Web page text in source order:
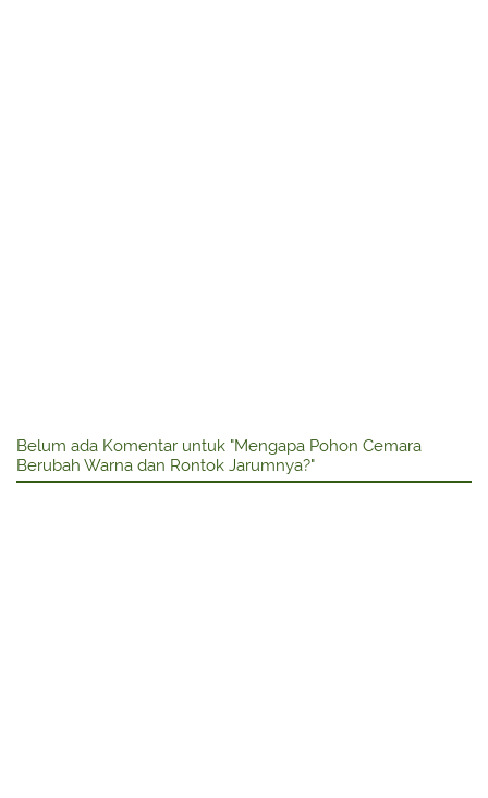
Belum ada Komentar untuk "Mengapa Pohon Cemara
Berubah Warna dan Rontok Jarumnya?"